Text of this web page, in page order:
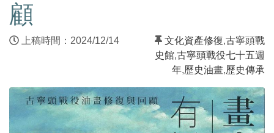
顧
上稿時間：2024/12/14 文化資產修復,古寧頭戰
史館,古寧頭戰役七十五週
年,歷史油畫,歷史傳承